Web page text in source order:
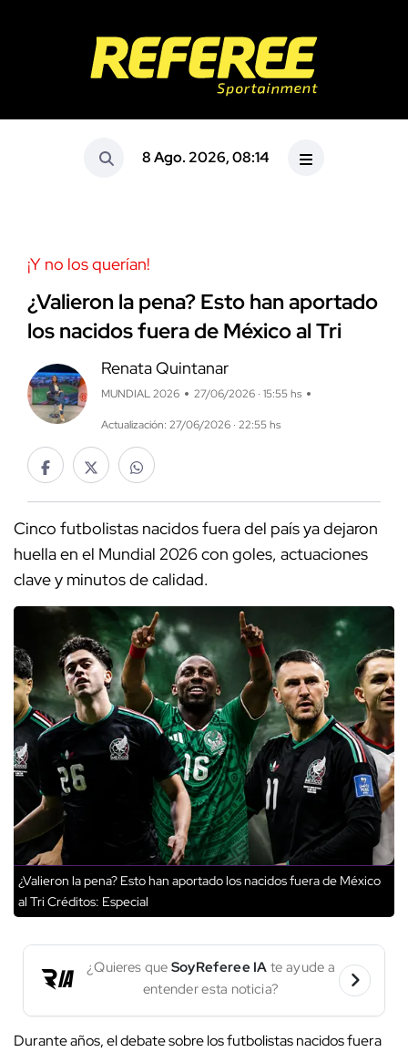
8 Ago. 2026, 08:14
¡Y no los querían!
¿Valieron la pena? Esto han aportado
los nacidos fuera de México al Tri
Renata Quintanar
MUNDIAL 2026 27/06/2026 · 15:55 hs
Actualización: 27/06/2026 · 22:55 hs
Cinco futbolistas nacidos fuera del país ya dejaron
huella en el Mundial 2026 con goles, actuaciones
clave y minutos de calidad.
¿Valieron la pena? Esto han aportado los nacidos fuera de México
al Tri Créditos: Especial
¿Quieres que SoyReferee IA te ayude a
entender esta noticia?
Durante años, el debate sobre los futbolistas nacidos fuera